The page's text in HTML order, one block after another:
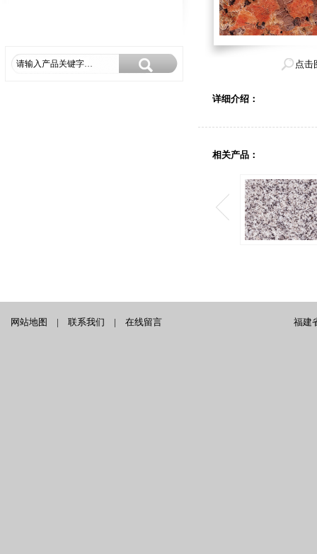
点击
详细介绍：
相关产品：
福建
网站地图 | 联系我们 | 在线留言